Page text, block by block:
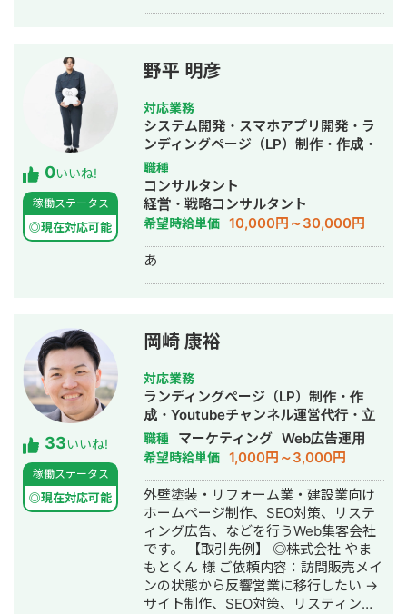
います。 支援内容としては、SEO・コ
ンテンツマーケティング、LP制作、広
告運用、メルマガ施策、ホワイトペー
パー制作、会員登録導線の改善など幅
広く対応しておりますが、特定の施策
ありきではありません。 企業様の商材
や営業体制、ターゲット顧客、競合状
況を踏まえ、「今取り組むべき施策は
何か」という視点から、最適なマーケ
ティング戦略をご提案いたします。
「BtoB ECを立ち上げたものの、思う
ように成果が出ていない」 「営業活動
をもっと効率化したい」 「ECを新たな
業の成長をご支援いたします。お気軽
にご相談ください。
0いいね!
稼働ステータス
◎現在対応可能
野平 明彦
対応業務
システム開発・スマホアプリ開発・ラ
ンディングページ（LP）制作・作成・
ECサイト構築・ネットショップ作成代
行・新規事業立上・SNS運用代行・ホ
ームページ制作・作成・AI活用
職種
コンサルタント
経営・戦略コンサルタント
希望時給単価 10,000円～30,000円
あ
33いいね!
稼働ステータス
◎現在対応可能
岡崎 康裕
対応業務
ランディングページ（LP）制作・作
成・Youtubeチャンネル運営代行・立
ち上げ・SEO対策・新規事業立上・
SNS運用代行・記事作成代行・ライテ
ィング・ホームページ制作・作成・バ
ナー制作・デザイン・リスティング広
告運用代行・オウンドメディア制作・
構築・運用代行・動画制作・動画編集
職種 マーケティング Web広告運用
希望時給単価 1,000円～3,000円
外壁塗装・リフォーム業・建設業向け
ホームページ制作、SEO対策、リステ
ィング広告、などを行うWeb集客会社
です。 【取引先例】 ◎株式会社 やま
もとくん 様 ご依頼内容：訪問販売メイ
ンの状態から反響営業に移行したい →
サイト制作、SEO対策、リスティング